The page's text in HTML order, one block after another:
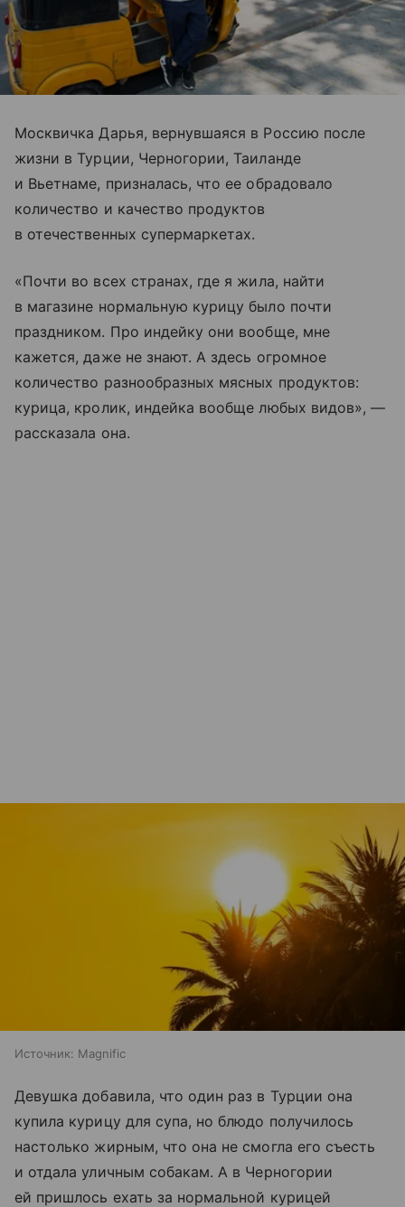
Москвичка Дарья, вернувшаяся в Россию после
жизни в Турции, Черногории, Таиланде
и Вьетнаме, призналась, что ее обрадовало
количество и качество продуктов
в отечественных супермаркетах.
«Почти во всех странах, где я жила, найти
в магазине нормальную курицу было почти
праздником. Про индейку они вообще, мне
кажется, даже не знают. А здесь огромное
количество разнообразных мясных продуктов:
курица, кролик, индейка вообще любых видов», —
рассказала она.
Источник: Magnific
Девушка добавила, что один раз в Турции она
купила курицу для супа, но блюдо получилось
настолько жирным, что она не смогла его съесть
и отдала уличным собакам. А в Черногории
ей пришлось ехать за нормальной курицей